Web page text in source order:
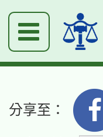
分享至：